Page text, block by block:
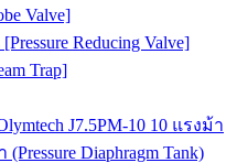
Valve]
Reducing Valve]
Trap]
J7.5PM-10 10 แรงม้า
Diaphragm Tank)